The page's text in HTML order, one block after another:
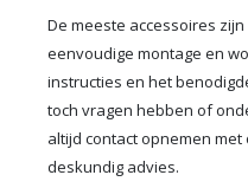
De meeste accessoires
eenvoudige montage en
instructies en het
toch vragen hebben of
altijd contact opnemen
deskundig advies.